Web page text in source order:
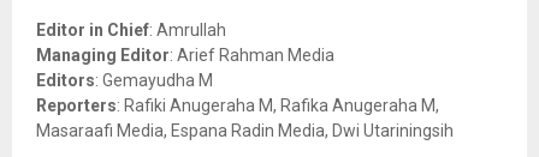
o
r
:
Editor in Chief: Amrullah
Managing Editor: Arief Rahman Media
Editors: Gemayudha M
Reporters: Rafiki Anugeraha M, Rafika Anugeraha M,
Masaraafi Media, Espana Radin Media, Dwi Utariningsih